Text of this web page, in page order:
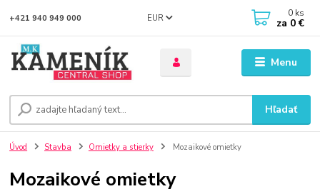
Menu
EUR
Hľadať
+421 940 949 000 0 ks
za 0 €
Úvod Stavba Omietky a stierky Mozaikové omietky
Mozaikové omietky